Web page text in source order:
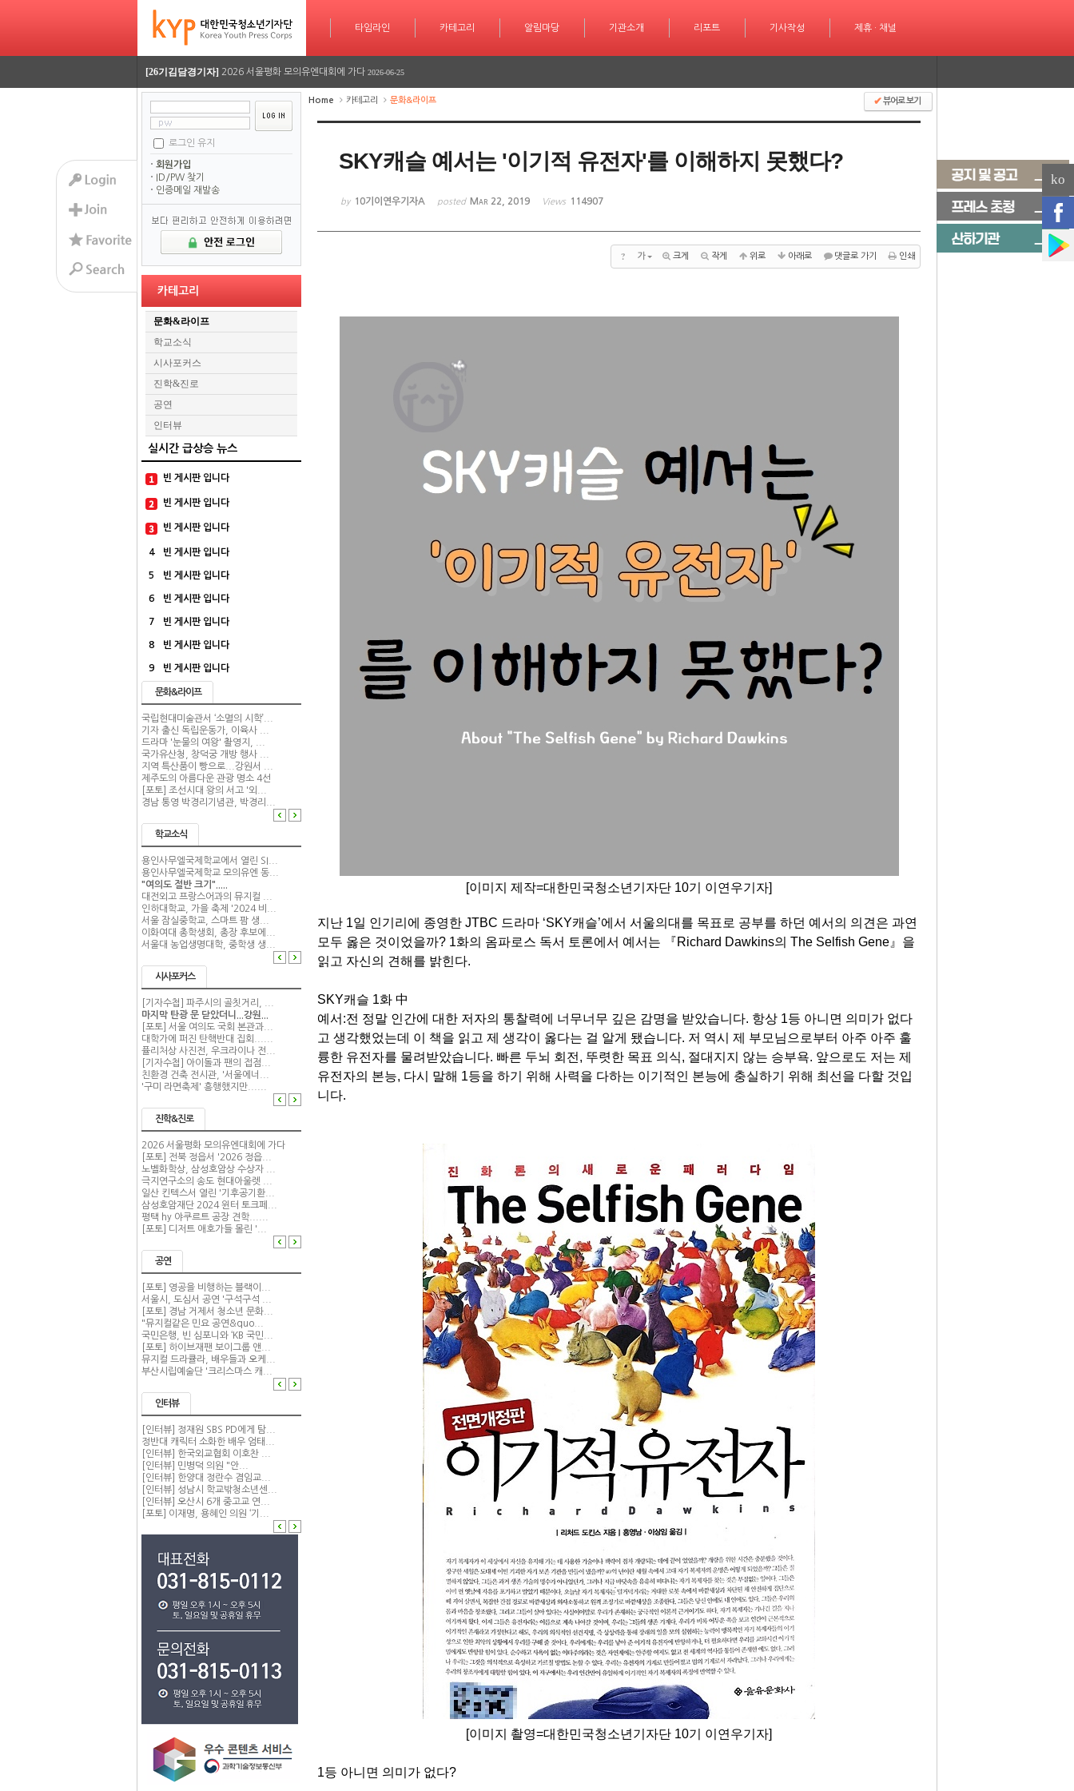
타임라인
타임라인 카테고리
카테고리 알림마당
알림마당 기관소개
기관소개 리포트
리포트 기사작성
기사작성 제휴 · 채널
제휴 · 채널
[26기이율관기자]
[26기김담경기자] 2026 서울평화 모의유엔대회에 가다
[26기김담경기자] 2026 서울평화 모의유엔대회에 가다 2026-06-25
[26기정재훈기자] AI가 짜주는 맞춤형 방학 시간표…학습 계획도 인공지능 시대
[26기김담경기자]
[26기이율관기자] 수업 시간 덮친 화재, 동탄 학원가 긴급 대피 소동 2026-07-08
2026 서울평화 모의유엔대회에 가다 2026-06-26
[26기김담경기자] 2026 서울평화 모의유엔대회에 가다 2026-06-25
로그인 유지
회원가입
ID/PW 찾기
인증메일 재발송
카테고리
문화&라이프
학교소식
시사포커스
진학&진로
공연
인터뷰
실시간 급상승 뉴스
빈 게시판 입니다
빈 게시판 입니다
빈 게시판 입니다
4 빈 게시판 입니다
5 빈 게시판 입니다
6 빈 게시판 입니다
7 빈 게시판 입니다
8 빈 게시판 입니다
9 빈 게시판 입니다
문화&라이프
국립현대미술관서 ‘소멸의 시학’...
기자 출신 독립운동가, 이육사 ...
드라마 '눈물의 여왕' 촬영지, ...
국가유산청, 창덕궁 개방 행사 ...
지역 특산품이 빵으로...강원서 ...
제주도의 아름다운 관광 명소 4선
[포토] 조선시대 왕의 서고 '외...
경남 통영 박경리기념관, 박경리...
학교소식
용인사무엘국제학교에서 열린 SI...
용인사무엘국제학교 모의유엔 동...
"여의도 절반 크기".....
대전외고 프랑스어과의 뮤지컬 ...
인하대학교, 가을 축제 '2024 비...
서울 잠실중학교, 스마트 팜 생...
이화여대 총학생회, 총장 후보에...
서울대 농업생명대학, 중학생 생...
시사포커스
[기자수첩] 파주시의 골칫거리, ...
마지막 탄광 문 닫았더니...강원...
[포토] 서울 여의도 국회 본관과...
대학가에 퍼진 탄핵반대 집회......
퓰리처상 사진전, 우크라이나 전...
[기자수첩] 아이돌과 팬의 접점...
친환경 건축 전시관, '서울에너...
'구미 라면축제' 흥행했지만......
진학&진로
2026 서울평화 모의유엔대회에 가다
[포토] 전북 정읍서 '2026 정읍...
노벨화학상, 삼성호암상 수상자 ...
극지연구소의 송도 현대아울렛 ...
일산 킨텍스서 열린 '기후공기환...
삼성호암재단 2024 윈터 토크페...
평택 hy 야쿠르트 공장 견학......
[포토] 디저트 애호가들 몰린 '...
공연
[포토] 영공을 비행하는 블랙이...
서울시, 도심서 공연 '구석구석 ...
[포토] 경남 거제서 청소년 문화...
"뮤지컬같은 민요 공연&quo...
국민은행, 빈 심포니와 ‘KB 국민...
[포토] 하이브재팬 보이그룹 앤...
뮤지컬 드라큘라, 배우들과 오케...
부산시립예술단 '크리스마스 캐...
인터뷰
[인터뷰] 정재원 SBS PD에게 탐...
정반대 캐릭터 소화한 배우 엄태...
[인터뷰] 한국외교협회 이호찬 ...
[인터뷰] 민병덕 의원 "안...
[인터뷰] 한양대 정란수 겸임교...
[인터뷰] 성남시 학교밖청소년센...
[인터뷰] 오산시 6개 중고교 연...
[포토] 이재명, 용혜인 의원 ‘기...
Home 카테고리 문화&라이프 ✔뷰어로 보기
SKY캐슬 예서는 '이기적 유전자'를 이해하지 못했다?
by 10기이연우기자A posted Mar 22, 2019 Views 114907
? 가 크게 작게 위로 아래로 댓글로 가기 인쇄
[이미지 제작=대한민국청소년기자단 10기 이연우기자]
지난 1일 인기리에 종영한 JTBC 드라마 ‘SKY캐슬’에서 서울의대를 목표로 공부를 하던 예서의 의견은 과연
모두 옳은 것이었을까? 1화의 옴파로스 독서 토론에서 예서는 『Richard Dawkins의 The Selfish Gene 』 을
읽고 자신의 견해를 밝힌다.
SKY캐슬 1화 中
예서 :전 정말 인간에 대한 저자의 통찰력에 너무너무 깊은 감명을 받았습니다. 항상 1등 아니면 의미가 없다
고 생각했었는데 이 책을 읽고 제 생각이 옳다는 걸 알게 됐습니다. 저 역시 제 부모님으로부터 아주 아주 훌
륭한 유전자를 물려받았습니다. 빠른 두뇌 회전 , 뚜렷한 목표 의식, 절대지지 않는 승부욕. 앞으로도 저는 제
유전자의 본능, 다시 말해 1등을 하기 위해 사력을 다하는 이기적인 본능에 충실하기 위해 최선을 다할 것입
니다.
[이미지 촬영=대한민국청소년기자단 10기 이연우기자]
1등 아니면 의미가 없다?
ko
Sketchbook5, 스케치북5
Sketchbook5, 스케치북5
Sketchbook5, 스케치북5
Sketchbook5, 스케치북5